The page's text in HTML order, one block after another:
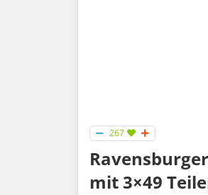
267
mit 3×49